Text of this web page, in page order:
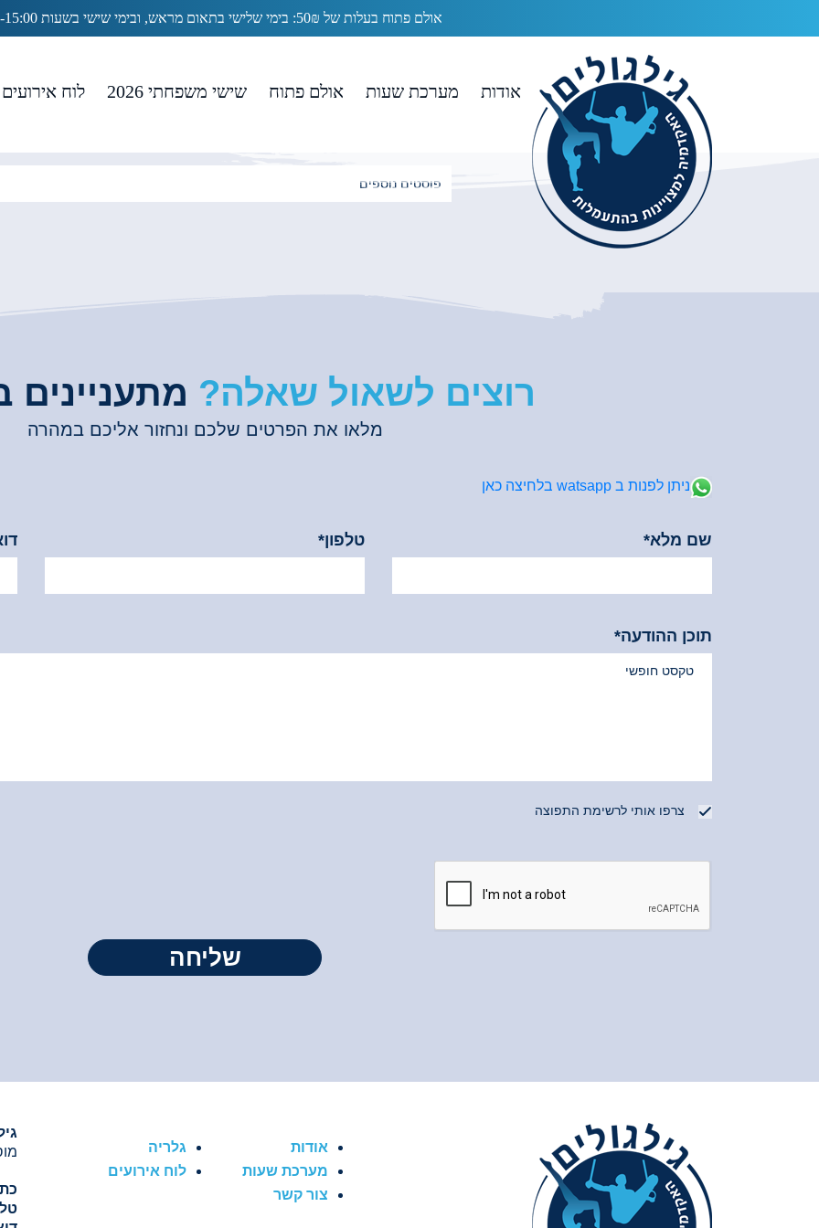
אולם פתוח בעלות של 50₪: בימי שלישי בתאום מראש, ובימי שישי בשעות 13:00-15:00
אודות מערכת שעות אולם פתוח שישי משפחתי 2026 לוח אירועים עתודה 2016 - 2:14
רוצים לשאול שאלה? מתעניינים
מלאו את הפרטים שלכם ונחזור אליכם במהרה
ניתן לפנות ב watsapp בלחיצה כאן
שם מלא* טלפון*
תוכן ההודעה*
צרפו אותי לרשימת התפוצה
אודות
גלריה
מערכת שעות
לוח אירועים
צור קשר